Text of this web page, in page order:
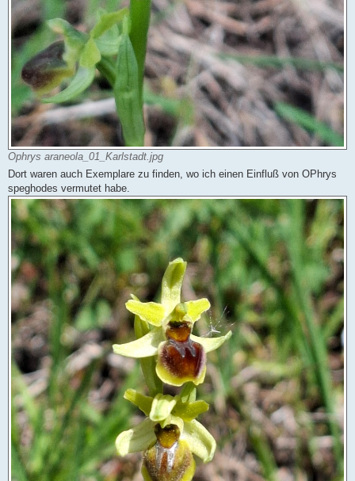
Ophrys araneola_01_Karlstadt.jpg
Dort waren auch Exemplare zu finden, wo ich einen Einfluß von OPhrys
speghodes vermutet habe.